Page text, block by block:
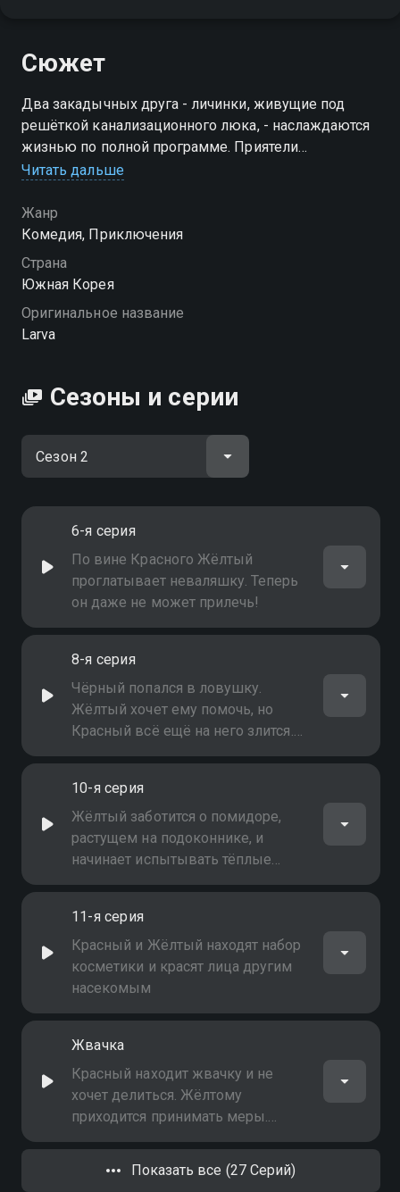
Сюжет
Два закадычных друга - личинки, живущие под
решёткой канализационного люка, - наслаждаются
жизнью по полной программе. Приятели
устраивают себе вечеринки со знакомыми
чудищ и никогда не унывают
Посмотреть онлайн 2 сезон сериала Larva: Личинки
вы можете совершенно бесплатно в хорошем HD
качестве на Смотрёшке
Читать дальше
Жанр
Комедия, Приключения
Страна
Южная Корея
Оригинальное название
Larva
Сезоны и серии
6-я серия
По вине Красного Жёлтый
проглатывает неваляшку. Теперь
он даже не может прилечь!
8-я серия
Чёрный попался в ловушку.
Жёлтый хочет ему помочь, но
Красный всё ещё на него злится.
Если бы только Чёрный не был
10-я серия
Жёлтый заботится о помидоре,
растущем на подоконнике, и
начинает испытывать тёплые
чувства к будущей пище
11-я серия
Красный и Жёлтый находят набор
косметики и красят лица другим
насекомым
Жвачка
Красный находит жвачку и не
хочет делиться. Жёлтому
приходится принимать меры.
Очень жёсткие меры!
Показать все (27 Серий)